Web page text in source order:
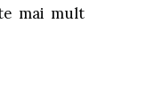
mai mult